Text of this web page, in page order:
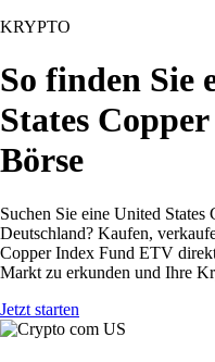
KRYPTO
So finden Sie
States
Börse
Suchen Sie eine United
Deutschland? Kaufen,
Copper Index Fund ETV
Markt zu erkunden und Ihre
Jetzt starten